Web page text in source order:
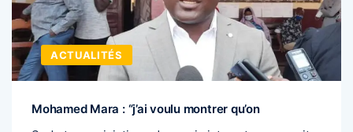
ACTUALITÉS
Mohamed Mara : “j’ai voulu montrer qu’on